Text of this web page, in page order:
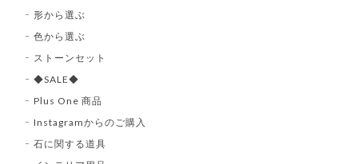
形から選ぶ
色から選ぶ
ストーンセット
◆SALE◆
Plus One 商品
Instagramからのご購入
石に関する道具